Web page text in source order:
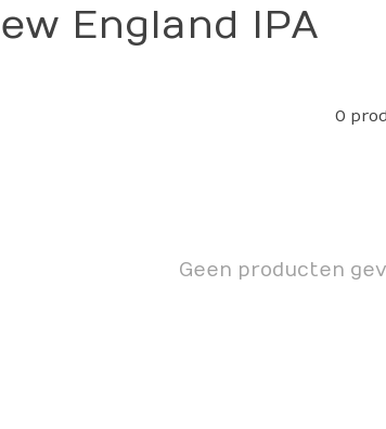
England IPA
0
Geen producten